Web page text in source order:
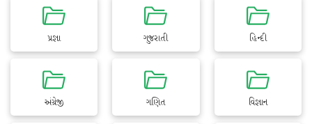
પ્રજ્ઞા ગુજરાતી હિન્દી
અંગ્રેજી ગણિત વિજ્ઞાન